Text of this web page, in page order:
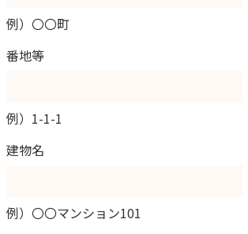
例）〇〇町
番地等
例）1-1-1
建物名
例）〇〇マンション101